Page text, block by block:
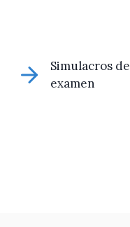
Simulacros de
examen